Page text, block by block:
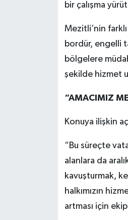
bir çalışma
Mezitli’nin
bordür, engelli
bölgelere
şekilde hizmet
“AMACIMIZ
Konuya ilişkin
“Bu süreçte
alanlara da
kavuşturmak,
halkımızın
artması için